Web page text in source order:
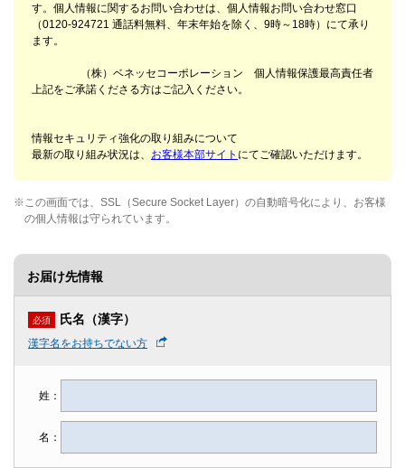
す。個人情報に関するお問い合わせは、個人情報お問い合わせ窓口
（0120-924721 通話料無料、年末年始を除く、9時～18時）にて承り
ます。
（株）ベネッセコーポレーション 個人情報保護最高責任者
上記をご承諾くださる方はご記入ください。
情報セキュリティ強化の取り組みについて
最新の取り組み状況は、 お客様本部サイト にてご確認いただけます。
※この画面では、SSL（Secure Socket Layer）の自動暗号化により、お客様
の個人情報は守られています。
お届け先情報
必須 氏名（漢字）
漢字名をお持ちでない方
姓：
名：